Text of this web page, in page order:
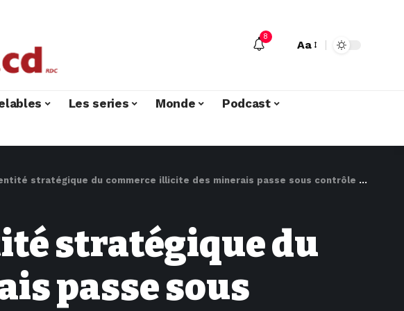
8
Aa
Les series Monde
Podcast
stratégique du commerce illicite des minerais passe sous contrôle de l’armée
stratégique du
passe sous